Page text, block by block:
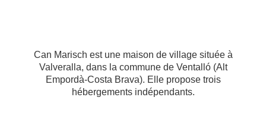
Can Marisch est une maison de village située à
Valveralla, dans la commune de Ventalló (Alt
Empordà-Costa Brava). Elle propose trois
hébergements indépendants.